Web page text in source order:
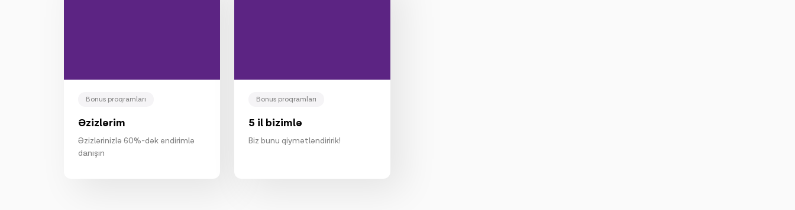
Bonus proqramları
Əzizlərim
Əzizlərinizlə 60%-dək endirimlə
danışın
Bonus proqramları
5 il bizimlə
Biz bunu qiymətləndiririk!